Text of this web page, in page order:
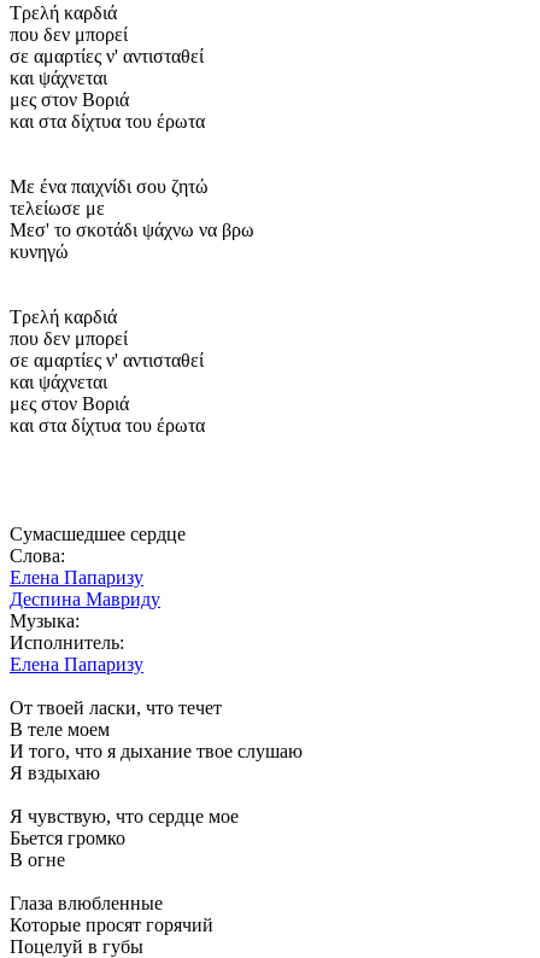
Τρελή καρδιά
που δεν μπορεί
σε αμαρτίες ν' αντισταθεί
και ψάχνεται
μες στον Βοριά
και στα δίχτυα του έρωτα
Με ένα παιχνίδι σου ζητώ
τελείωσε με
Μεσ' το σκοτάδι ψάχνω να βρω
κυνηγώ
Τρελή καρδιά
που δεν μπορεί
σε αμαρτίες ν' αντισταθεί
και ψάχνεται
μες στον Βοριά
και στα δίχτυα του έρωτα
Сумасшедшее сердце
Слова:
Елена Папаризу
Деспина Мавриду
Музыка:
Исполнитель:
Елена Папаризу
От твоей ласки, что течет
В теле моем
И того, что я дыхание твое слушаю
Я вздыхаю
Я чувствую, что сердце мое
Бьется громко
В огне
Глаза влюбленные
Которые просят горячий
Поцелуй в губы